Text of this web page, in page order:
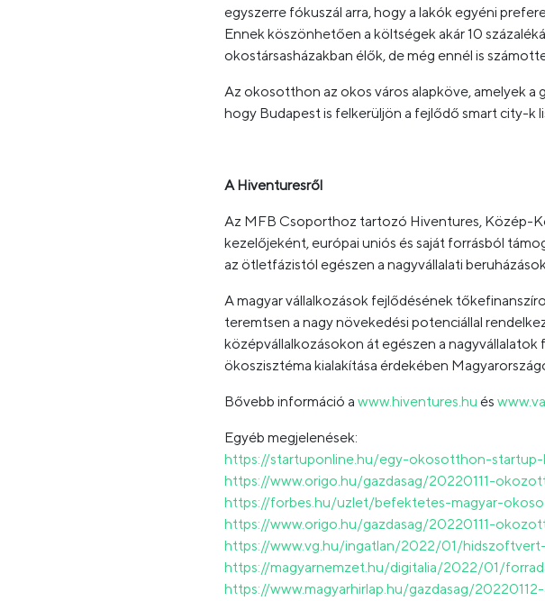
egyszerre fókuszál arra, hogy a lakók egyéni
Ennek köszönhetően a költségek akár 10
okostársasházakban élők, de még ennél is
Az okosotthon az okos város alapköve, amelyek a
hogy Budapest is felkerüljön a fejlődő smart city-k
A Hiventuresről
Az MFB Csoporthoz tartozó Hiventures, Közép-
kezelőjeként, európai uniós és saját forrásból
az ötletfázistól egészen a nagyvállalati
A magyar vállalkozások fejlődésének
teremtsen a nagy növekedési potenciállal
középvállalkozásokon át egészen a
ökoszisztéma kialakítása érdekében
Bővebb információ a www.hiventures.hu és
Egyéb megjelenések:
https://startuponline.hu/egy-okosotthon-
https://www.origo.hu/gazdasag/20220111-
https://forbes.hu/uzlet/befektetes-magyar-
https://www.origo.hu/gazdasag/20220111-
https://www.vg.hu/ingatlan/2022/01/
https://magyarnemzet.hu/digitalia/2022/01/
https://www.magyarhirlap.hu/gazdasag/